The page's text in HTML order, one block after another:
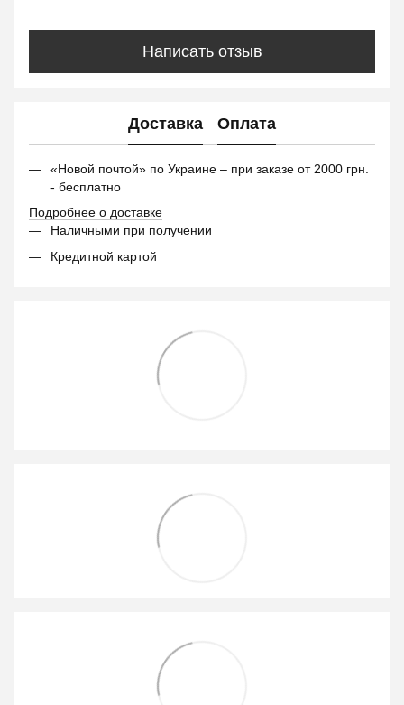
Написать отзыв
Доставка Оплата
«Новой почтой» по Украине – при заказе от 2000 грн.
- бесплатно
Подробнее о доставке
Наличными при получении
Кредитной картой